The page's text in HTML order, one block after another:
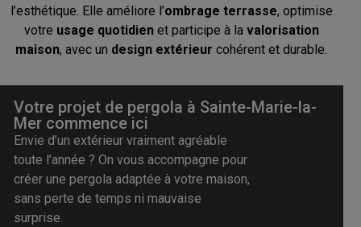
l’esthétique. Elle améliore l’ombrage terrasse, optimise
votre usage quotidienet participe à la valorisation
maison, avec un design extérieur cohérent et durable.
Votre projet de pergola à Sainte-Marie-la-
Mer commence ici
Envie d’un extérieur vraiment agréable
toute l’année ? On vous accompagne pour
créer une pergola adaptée à votre maison,
sans perte de temps ni mauvaise
surprise.